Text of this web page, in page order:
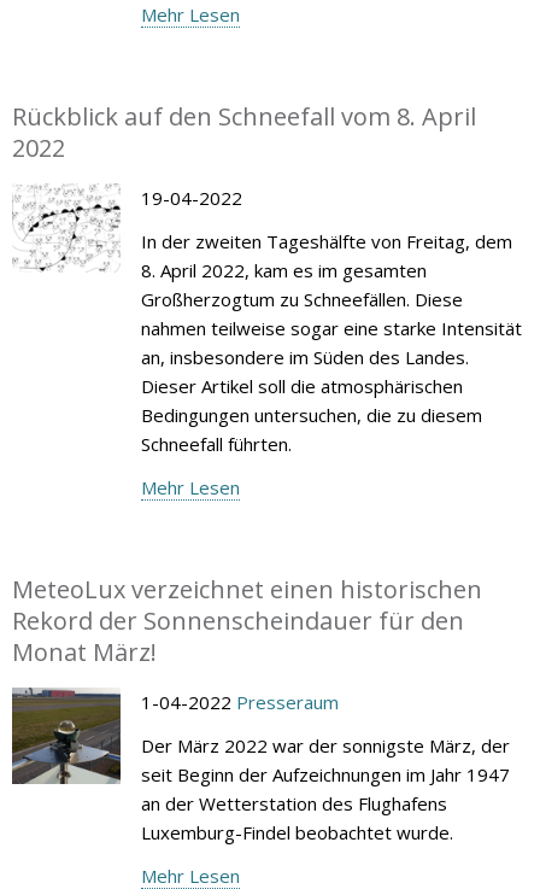
Mehr Lesen
Rückblick auf den Schneefall vom 8. April
2022
19-04-2022
In der zweiten Tageshälfte von Freitag, dem
8. April 2022, kam es im gesamten
Großherzogtum zu Schneefällen. Diese
nahmen teilweise sogar eine starke Intensität
an, insbesondere im Süden des Landes.
Dieser Artikel soll die atmosphärischen
Bedingungen untersuchen, die zu diesem
Schneefall führten.
Mehr Lesen
MeteoLux verzeichnet einen historischen
Rekord der Sonnenscheindauer für den
Monat März!
1-04-2022 Presseraum
Der März 2022 war der sonnigste März, der
seit Beginn der Aufzeichnungen im Jahr 1947
an der Wetterstation des Flughafens
Luxemburg-Findel beobachtet wurde.
Mehr Lesen